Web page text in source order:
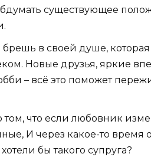
существующее
в своей душе, которая
Новые друзья, яркие
– всё это поможет
что если любовник
И через какое-то время
бы такого супруга?